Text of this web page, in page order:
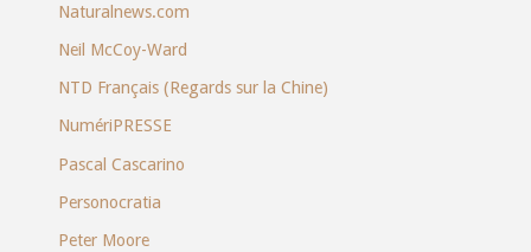
Naturalnews.com
Neil McCoy-Ward
NTD Français (Regards sur la Chine)
NumériPRESSE
Pascal Cascarino
Personocratia
Peter Moore